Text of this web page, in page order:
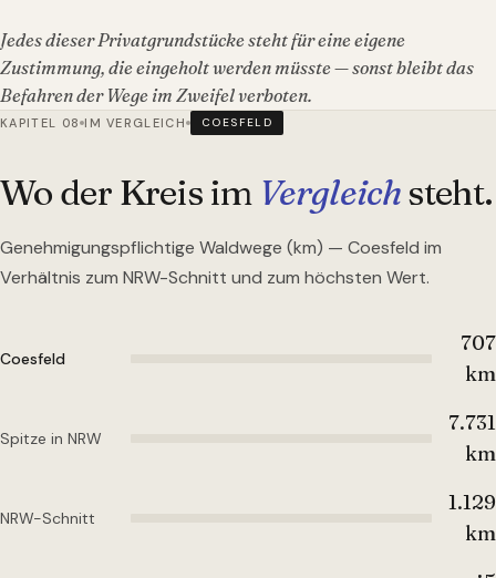
Jedes dieser Privatgrundstücke steht für eine eigene
Zustimmung, die eingeholt werden müsste — sonst bleibt das
Befahren der Wege im Zweifel verboten.
KAPITEL 08 IM VERGLEICH COESFELD
Wo der Kreis im Vergleichsteht.
Genehmigungspflichtige Waldwege (km) — Coesfeld im
Verhältnis zum NRW-Schnitt und zum höchsten Wert.
Coesfeld
707
km
Spitze in NRW
7.731
km
NRW-Schnitt
1.129
km